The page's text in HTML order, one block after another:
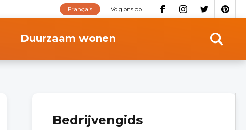
Volg ons op
Français
Duurzaam wonen
Bedrijvengids